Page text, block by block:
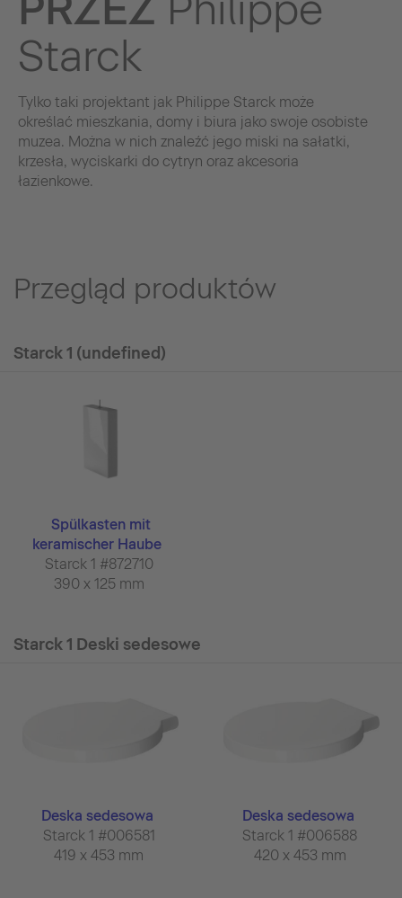
Starck
Tylko taki projektant jak Philippe Starck może
określać mieszkania, domy i biura jako swoje osobiste
muzea. Można w nich znaleźć jego miski na sałatki,
krzesła, wyciskarki do cytryn oraz akcesoria
łazienkowe.
Przegląd produktów
Starck 1 (undefined)
Spülkasten mit
keramischer Haube
Starck 1 #872710
390 x 125 mm
Starck 1 Deski sedesowe
Deska sedesowa
Starck 1 #006581
419 x 453 mm
Deska sedesowa
Starck 1 #006588
420 x 453 mm